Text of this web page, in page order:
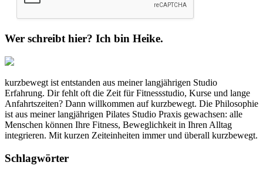
Wer schreibt hier? Ich bin Heike.
kurzbewegt ist entstanden aus meiner langjährigen Studio
Erfahrung. Dir fehlt oft die Zeit für Fitnessstudio, Kurse und lange
Anfahrtszeiten? Dann willkommen auf kurzbewegt. Die Philosophie
ist aus meiner langjährigen Pilates Studio Praxis gewachsen: alle
Menschen können Ihre Fitness, Beweglichkeit in Ihren Alltag
integrieren. Mit kurzen Zeiteinheiten immer und überall kurzbewegt.
Schlagwörter